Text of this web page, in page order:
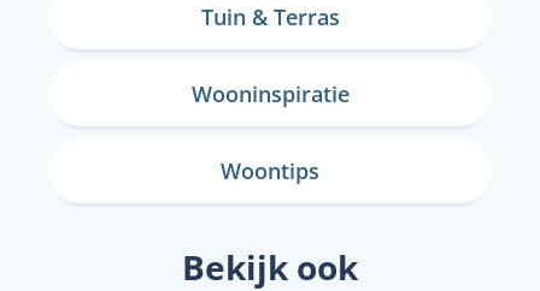
Tuin & Terras
Wooninspiratie
Woontips
Bekijk ook